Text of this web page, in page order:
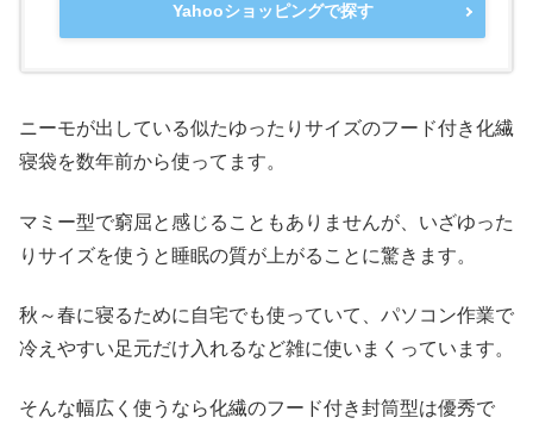
Yahooショッピングで探す
ニーモが出している似たゆったりサイズのフード付き化繊
寝袋を数年前から使ってます。
マミー型で窮屈と感じることもありませんが、いざゆった
りサイズを使うと睡眠の質が上がることに驚きます。
秋～春に寝るために自宅でも使っていて、パソコン作業で
冷えやすい足元だけ入れるなど雑に使いまくっています。
そんな幅広く使うなら化繊のフード付き封筒型は優秀で